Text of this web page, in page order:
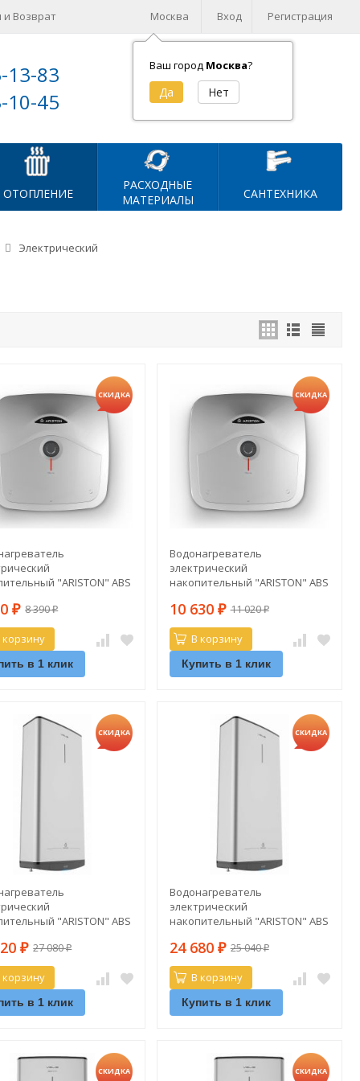
Москва
Ваш город Москва?
Вход Регистрация
и Возврат
13-83
10-45
Корзина (
на сумму
ОТОПЛЕНИЕ
РАСХОДНЫЕ
МАТЕРИАЛЫ
САНТЕХНИКА
Электрический
СКИДКА
"ARISTON" ABS
₽ 8 390₽
корзину
в 1 клик
СКИДКА
Водонагреватель
электрический
накопительный "ARISTON" ABS
10 630 ₽ 11 020₽
В корзину
Купить в 1 клик
СКИДКА
"ARISTON" ABS
₽ 27 080₽
корзину
в 1 клик
СКИДКА
Водонагреватель
электрический
накопительный "ARISTON" ABS
24 680 ₽ 25 040₽
В корзину
Купить в 1 клик
СКИДКА СКИДКА